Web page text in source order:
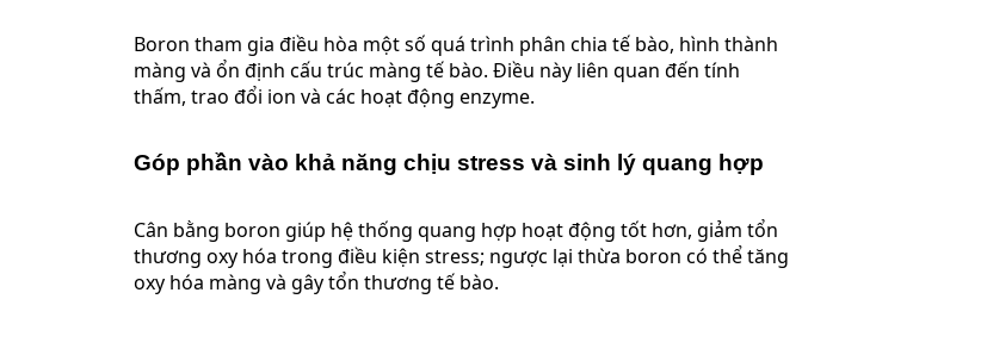
Boron tham gia điều hòa một số quá trình phân chia tế bào, hình thành
màng và ổn định cấu trúc màng tế bào. Điều này liên quan đến tính
thấm, trao đổi ion và các hoạt động enzyme.
Góp phần vào khả năng chịu stress và sinh lý quang hợp
Cân bằng boron giúp hệ thống quang hợp hoạt động tốt hơn, giảm tổn
thương oxy hóa trong điều kiện stress; ngược lại thừa boron có thể tăng
oxy hóa màng và gây tổn thương tế bào.